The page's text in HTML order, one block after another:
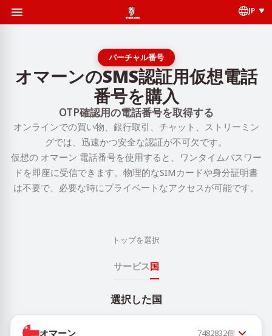
JP
バーチャル番号
オマーンのSMS認証用仮想電話
番号を購入
OTP確認用の電話番号を取得する
オンラインでの買い物、銀行取引、チャット、ストリーミン
グでは、迅速かつ安全な認証が不可欠です。
仮想の オマーン 電話番号を使用すると、ワンタイムパスワー
ドを即座に受信できます。物理的なSIMカードや身分証明書
は不要で、必要な時にプライベートなアクセスが可能です。
トップを選択
サービス国
選択した国
オマーン 7482832個